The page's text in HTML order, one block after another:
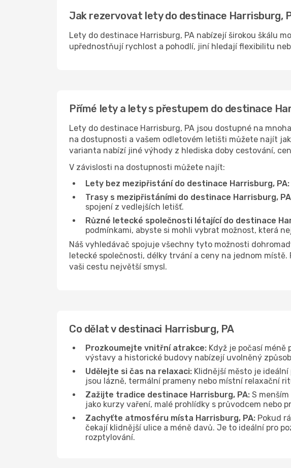
Jak rezervovat lety do destinace Harrisburg,
Lety do destinace Harrisburg, PA nabízejí širokou škálu
upřednostňují rychlost a pohodlí, jiní hledají flexibilitu
Přímé lety a lety s přestupem do destinace
Lety do destinace Harrisburg, PA jsou dostupné na
na dostupnosti a vašem odletovém letišti můžete najít
varianta nabízí jiné výhody z hlediska doby cestování,
V závislosti na dostupnosti můžete najít:
Lety bez mezipřistání do destinace Harrisburg, PA:
Trasy s mezipřistáními do destinace Harrisburg,
spojení z vedlejších letišť.
Různé letecké společnosti létající do destinace
podmínkami, abyste si mohli vybrat možnost, která
Náš vyhledávač spojuje všechny tyto možnosti
letecké společnosti, délky trvání a ceny na jednom
vaši cestu největší smysl.
Co dělat v destinaci Harrisburg, PA
Prozkoumejte vnitřní atrakce: Když je počasí
výstavy a historické budovy nabízejí uvolněný
Udělejte si čas na relaxaci: Klidnější město je
jsou lázně, termální prameny nebo místní relaxační
Zažijte tradice destinace Harrisburg, PA: S
jako kurzy vaření, malé prohlídky s průvodcem nebo
Zachyťte atmosféru místa Harrisburg, PA: Pokud
čekají klidnější ulice a méně davů. Je to ideální pro
rozptylování.